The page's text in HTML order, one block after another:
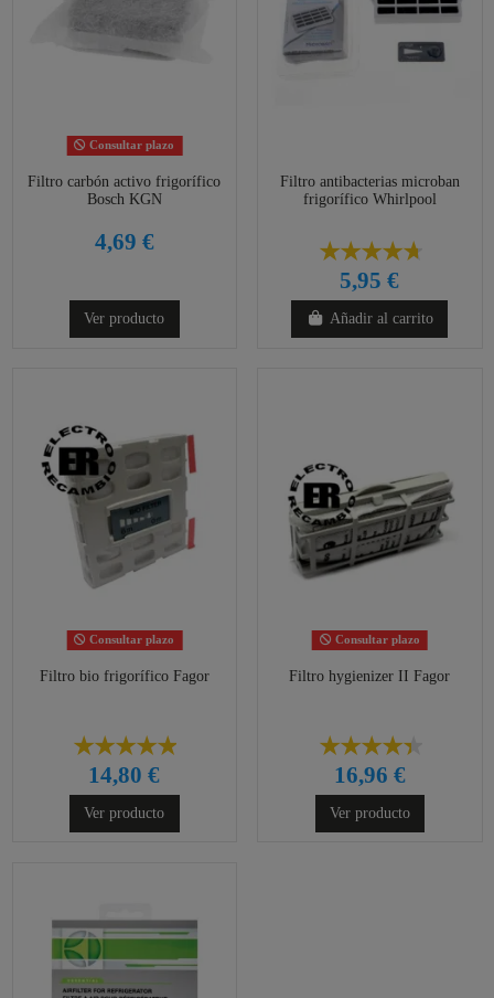
Consultar plazo
Filtro carbón activo frigorífico
Bosch KGN
4,69 €
Ver producto
Filtro antibacterias microban
frigorífico Whirlpool
5,95 €
Añadir al carrito
Consultar plazo
Filtro bio frigorífico Fagor
14,80 €
Ver producto
Consultar plazo
Filtro hygienizer II Fagor
16,96 €
Ver producto